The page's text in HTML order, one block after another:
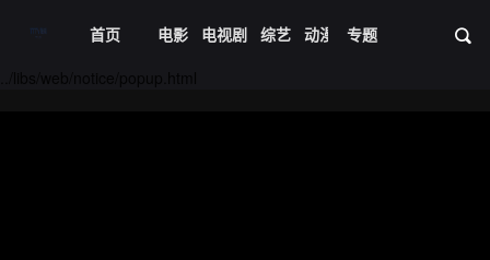
首页 电影 电视剧 综艺 动漫 短剧大全 资
专题